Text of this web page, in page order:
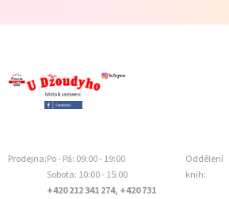
Prodejna:Po - Pá: 09:00 - 19:00
Sobota: 10:00 - 15:00
+420 212 341 274, +420 731
Oddělení
knih: